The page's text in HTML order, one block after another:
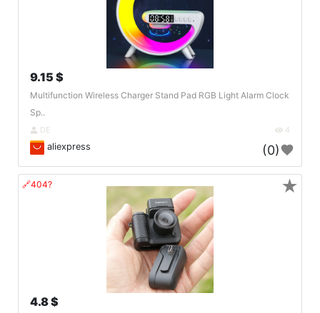
9.15 $
Multifunction Wireless Charger Stand Pad RGB Light Alarm Clock
Sp..
DE 4
aliexpress (0)
🔗404?
4.8 $
★